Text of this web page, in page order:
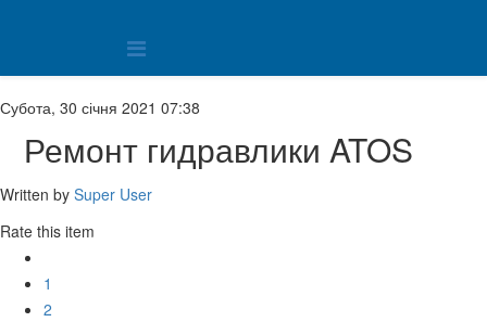
Субота, 30 січня 2021 07:38
Ремонт гидравлики ATOS
Written by Super User
Rate this item
1
2